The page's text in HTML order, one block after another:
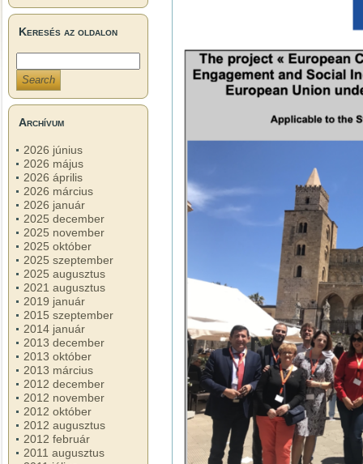
Keresés az oldalon
Archívum
2026 június
2026 május
2026 április
2026 március
2026 január
2025 december
2025 november
2025 október
2025 szeptember
2025 augusztus
2021 augusztus
2019 január
2015 szeptember
2014 január
2013 december
2013 október
2013 március
2012 december
2012 november
2012 október
2012 augusztus
2012 február
2011 augusztus